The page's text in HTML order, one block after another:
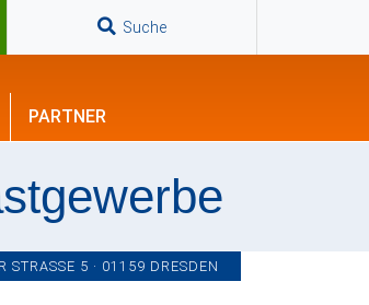
Suche
PARTNER
STRASSE 5 · 01159 DRESDEN